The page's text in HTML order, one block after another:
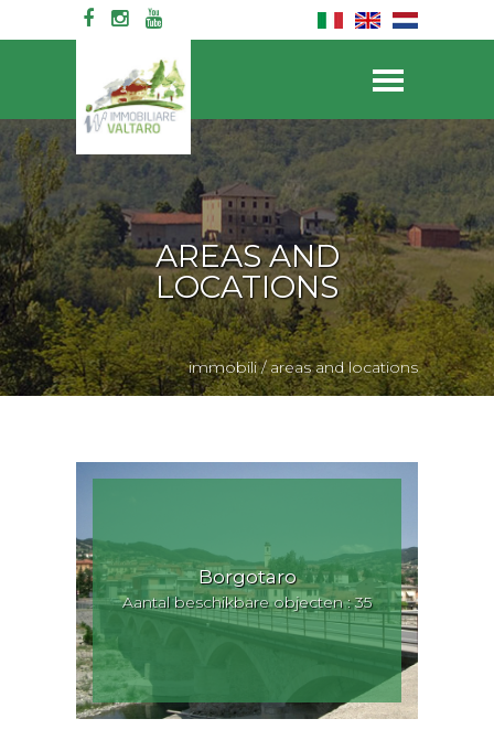
AREAS AND
LOCATIONS
immobili/areas and locations
Borgotaro
Aantal beschikbare objecten : 35